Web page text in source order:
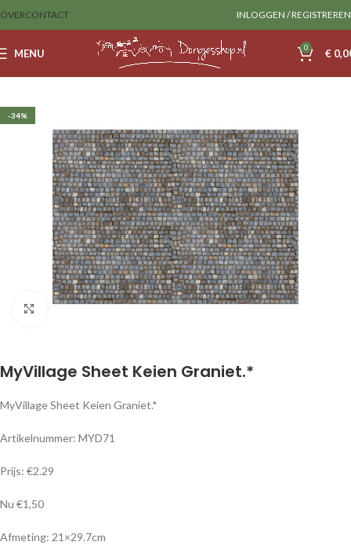
OVERCONTACT INLOGGEN / REGISTREREN
MENU 0 €
-34%
Klik om te vergroten
MyVillage Sheet Keien Graniet.*
MyVillage Sheet Keien Graniet.*
Artikelnummer: MYD71
Prijs: €2.29
Nu €1,50
Afmeting: 21×29.7cm